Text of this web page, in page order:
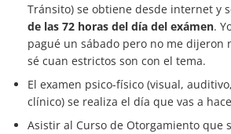
Tránsito) se obtiene desde internet y
de las 72 horas del día del exámen.
pagué un sábado pero no me dijeron
sé cuan estrictos son con el tema.
El examen psico-físico (visual,
clínico) se realiza el día que vas a
Asistir al Curso de Otorgamiento que